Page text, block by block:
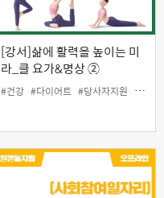
[강서]삶에 활력을 높이는 미
라_클 요가&명상 ②
#건강 #다이어트 #당사자지원 #명상